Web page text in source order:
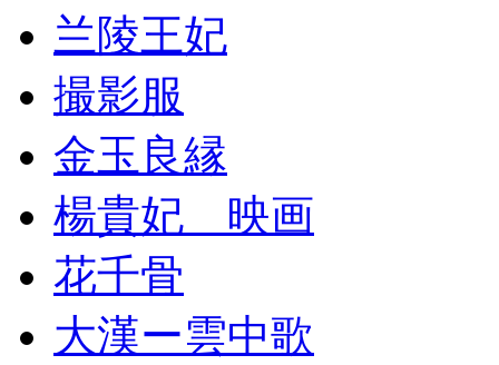
兰陵王妃
撮影服
金玉良縁
楊貴妃 映画
花千骨
大漢ー雲中歌